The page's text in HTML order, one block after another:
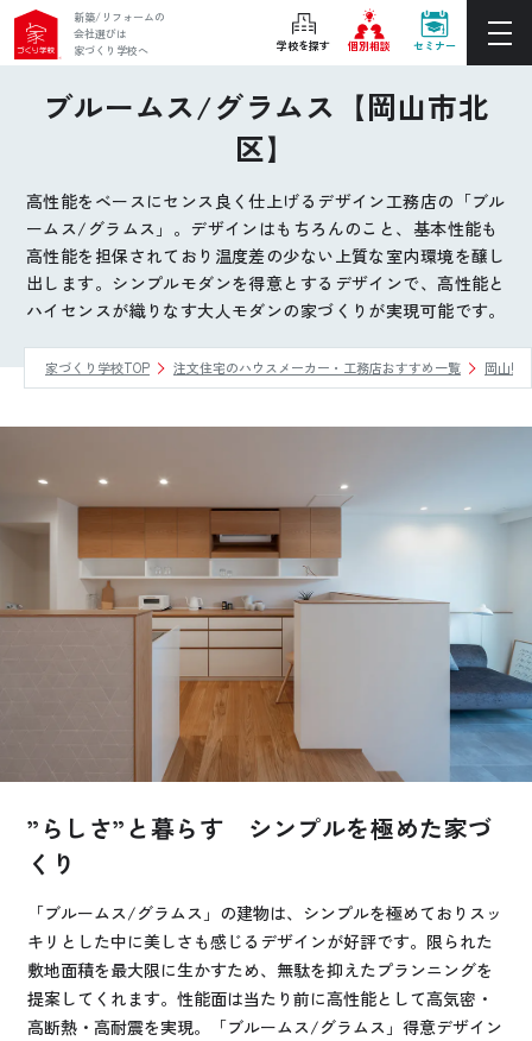
新築/リフォームの
会社選びは
家づくり学校へ
学校を探す 個別相談 セミナー
ぴったりの住宅会社をご提案
個別相談
後悔しない家づくりをレクチャー
セミナーをみる
ご利用は無料！全国20校
お近くの学校を探す
ホーム
家づくり学校とは
お悩み・相談事例
よくある質問
ご利用者の声・実例
お役立ち情報
公式SNSをチェック
プライバシーポリシー
ブルームス/グラムス【岡山市北
区】
高性能をベースにセンス良く仕上げるデザイン工務店の「ブル
ームス/グラムス」。デザインはもちろんのこと、基本性能も
高性能を担保されており温度差の少ない上質な室内環境を醸し
出します。シンプルモダンを得意とするデザインで、高性能と
ハイセンスが織りなす大人モダンの家づくりが実現可能です。
家づくり学校TOP 注文住宅のハウスメーカー・工務店おすすめ一覧 岡山県
”らしさ”と暮らす シンプルを極めた家づ
くり
「ブルームス/グラムス」の建物は、シンプルを極めておりスッ
キリとした中に美しさも感じるデザインが好評です。限られた
敷地面積を最大限に生かすため、無駄を抑えたプランニングを
提案してくれます。性能面は当たり前に高性能として高気密・
高断熱・高耐震を実現。「ブルームス/グラムス」得意デザイン